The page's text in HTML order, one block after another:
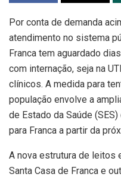
Por conta de demanda
atendimento no sistema
Franca tem aguardado
com internação, seja na
clínicos. A medida para
população envolve a
de Estado da Saúde
para Franca a partir da
A nova estrutura de leitos
Santa Casa de Franca e